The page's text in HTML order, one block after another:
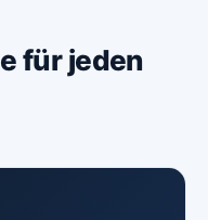
für jeden